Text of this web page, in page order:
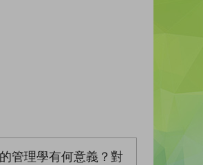
管理學有何意義？對